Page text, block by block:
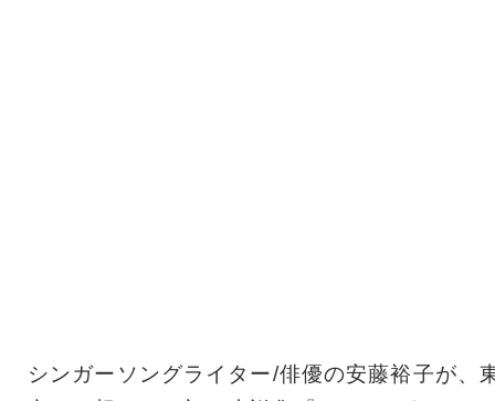
シンガーソングライター/俳優の安藤裕子が、